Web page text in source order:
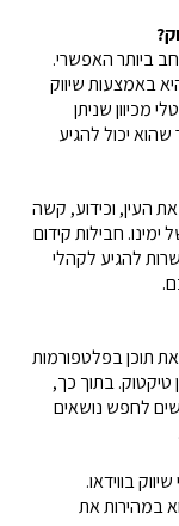
ביותר האפשרי.
באמצעות שיווק
מכיוון שניתן
יכול להגיע
העין, וכידוע, קשה
חבילות קידום
להגיע לקהלי
תוכן בפלטפורמות
טיקטוק. בתוך כך,
לחפש נושאים
בווידאו.
במהירות את